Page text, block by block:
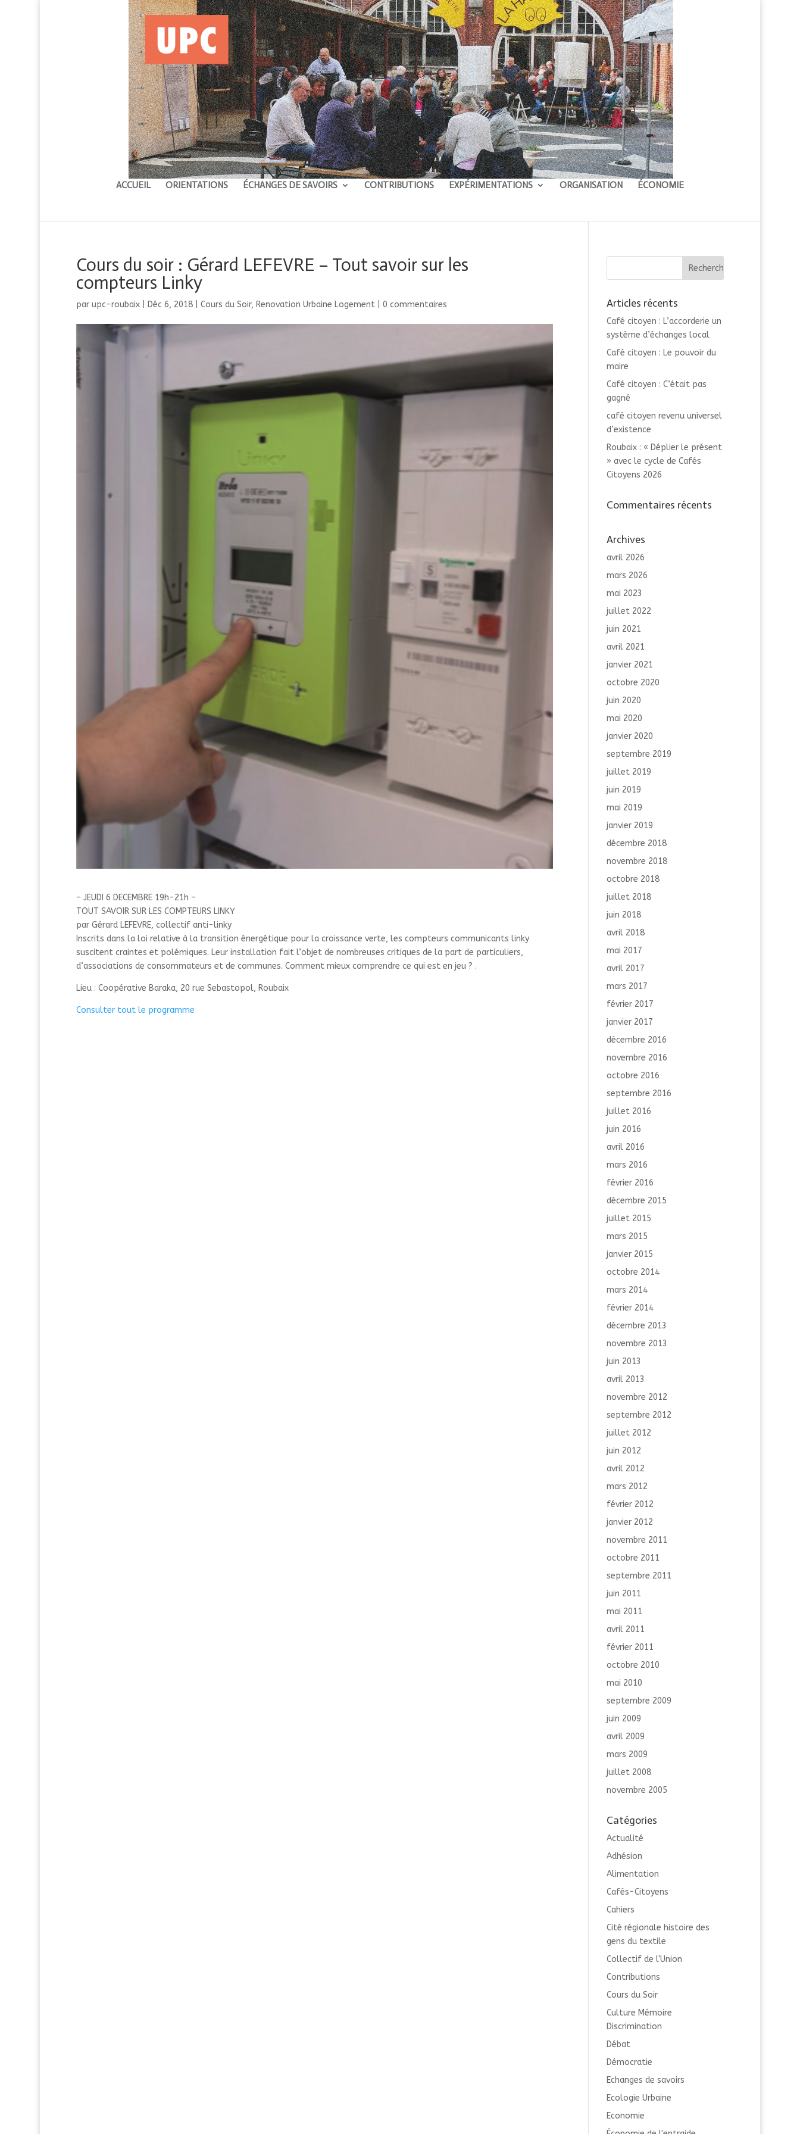
ACCUEIL ORIENTATIONS ÉCHANGES DE SAVOIRS CONTRIBUTIONS EXPÉRIMENTATIONS ORGANISATION ÉCONOMIE
Cours du soir : Gérard LEFEVRE – Tout savoir sur les
compteurs Linky
par upc-roubaix| Déc 6, 2018| Cours du Soir, Renovation Urbaine Logement| 0 commentaires
– JEUDI 6 DECEMBRE 19h-21h –
TOUT SAVOIR SUR LES COMPTEURS LINKY
par Gérard LEFEVRE, collectif anti-linky
Inscrits dans la loi relative à la transition énergétique pour la croissance verte, les compteurs communicants linky
suscitent craintes et polémiques. Leur installation fait l’objet de nombreuses critiques de la part de particuliers,
d’associations de consommateurs et de communes. Comment mieux comprendre ce qui est en jeu ? .
Lieu : Coopérative Baraka, 20 rue Sebastopol, Roubaix
Consulter tout le programme
Articles récents
Café citoyen : L’accorderie un
système d’échanges local
Café citoyen : Le pouvoir du
maire
Café citoyen : C’était pas
gagné
café citoyen revenu universel
d’existence
Roubaix : « Déplier le présent
» avec le cycle de Cafés
Citoyens 2026
Commentaires récents
Archives
avril 2026
mars 2026
mai 2023
juillet 2022
juin 2021
avril 2021
janvier 2021
octobre 2020
juin 2020
mai 2020
janvier 2020
septembre 2019
juillet 2019
juin 2019
mai 2019
janvier 2019
décembre 2018
novembre 2018
octobre 2018
juillet 2018
juin 2018
avril 2018
mai 2017
avril 2017
mars 2017
février 2017
janvier 2017
décembre 2016
novembre 2016
octobre 2016
septembre 2016
juillet 2016
juin 2016
avril 2016
mars 2016
février 2016
décembre 2015
juillet 2015
mars 2015
janvier 2015
octobre 2014
mars 2014
février 2014
décembre 2013
novembre 2013
juin 2013
avril 2013
novembre 2012
septembre 2012
juillet 2012
juin 2012
avril 2012
mars 2012
février 2012
janvier 2012
novembre 2011
octobre 2011
septembre 2011
juin 2011
mai 2011
avril 2011
février 2011
octobre 2010
mai 2010
septembre 2009
juin 2009
avril 2009
mars 2009
juillet 2008
novembre 2005
Catégories
Actualité
Adhésion
Alimentation
Cafés-Citoyens
Cahiers
Cité régionale histoire des
gens du textile
Collectif de l'Union
Contributions
Cours du Soir
Culture Mémoire
Discrimination
Débat
Démocratie
Echanges de savoirs
Ecologie Urbaine
Economie